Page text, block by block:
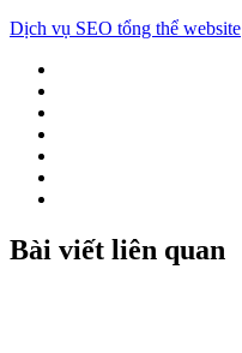
Dịch vụ SEO tổng thể website
Bài viết liên quan